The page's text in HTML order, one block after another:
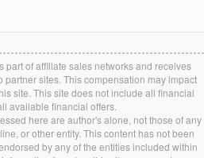
part of affiliate sales networks and receives
sites. This compensation may impact
site. This site does not include all financial
available financial offers.
here are author's alone, not those of any
or other entity. This content has not been
by any of the entities included within